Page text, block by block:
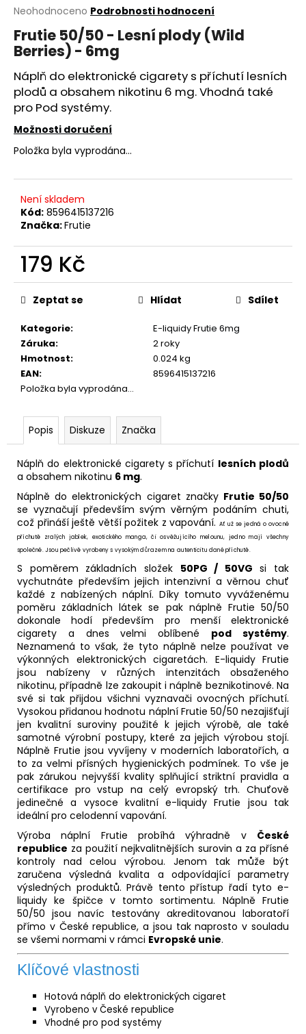
Průměrné
produktu
je
z
5
hvězdiček.
Neohodnoceno Podrobnosti hodnocení
Frutie 50/50 - Lesní plody (Wild
Berries) - 6mg
Náplň do elektronické cigarety s příchutí lesních
plodů a obsahem nikotinu 6 mg. Vhodná také
pro Pod systémy.
Možnosti doručení
Položka byla vyprodána…
Není skladem
Kód: 8596415137216
Značka:Frutie
179 Kč
Měrná
cena:
Kategorie:
E-liquidy Frutie 6mg
Záruka:
2 roky
Hmotnost:
0.024 kg
EAN:
8596415137216
Položka byla vyprodána…
Zeptat se Hlídat Sdílet
Popis Diskuze Značka
Náplň do elektronické cigarety s příchutí lesních plodů
a obsahem nikotinu 6 mg.
Náplně do elektronických cigaret značky Frutie 50/50
se vyznačují především svým věrným podáním chuti,
což přináší ještě větší požitek z vapování. Ať už se jedná o ovocné
příchutě zralých jablek, exotického manga, či osvěžujícího melounu, jedno mají všechny
společné. Jsou pečlivě vyrobeny s vysokým důrazem na autenticitu dané příchutě.
S poměrem základních složek 50PG / 50VG si tak
vychutnáte především jejich intenzivní a věrnou chuť
každé z nabízených náplní. Díky tomuto vyváženému
poměru základních látek se pak náplně Frutie 50/50
dokonale hodí především pro menší elektronické
cigarety a dnes velmi oblíbené pod systémy.
Neznamená to však, že tyto náplně nelze používat ve
výkonných elektronických cigaretách. E-liquidy Frutie
jsou nabízeny v různých intenzitách obsaženého
nikotinu, případně lze zakoupit i náplně beznikotinové. Na
své si tak přijdou všichni vyznavači ovocných příchutí.
Vysokou přidanou hodnotu náplní Frutie 50/50 nezajišťují
jen kvalitní suroviny použité k jejich výrobě, ale také
samotné výrobní postupy, které za jejich výrobou stojí.
Náplně Frutie jsou vyvíjeny v moderních laboratořích, a
to za velmi přísných hygienických podmínek. To vše je
pak zárukou nejvyšší kvality splňující striktní pravidla a
certifikace pro vstup na celý evropský trh. Chuťově
jedinečné a vysoce kvalitní e-liquidy Frutie jsou tak
ideální pro celodenní vapování.
Výroba náplní Frutie probíhá výhradně v České
republice za použití nejkvalitnějších surovin a za přísné
kontroly nad celou výrobou. Jenom tak může být
zaručena výsledná kvalita a odpovídající parametry
výsledných produktů. Právě tento přístup řadí tyto e-
liquidy ke špičce v tomto sortimentu. Náplně Frutie
50/50 jsou navíc testovány akreditovanou laboratoří
přímo v České republice, a jsou tak naprosto v souladu
se všemi normami v rámci Evropské unie.
Klíčové vlastnosti
Hotová náplň do elektronických cigaret
Vyrobeno v České republice
Vhodné pro pod systémy
a
j
í
t
?
HLEDAT
D
o
p
o
r
u
č
u
e
m
e
DEKANG
MENTOL
10ML
6MG
169
Kč
Původně:
195
Kč